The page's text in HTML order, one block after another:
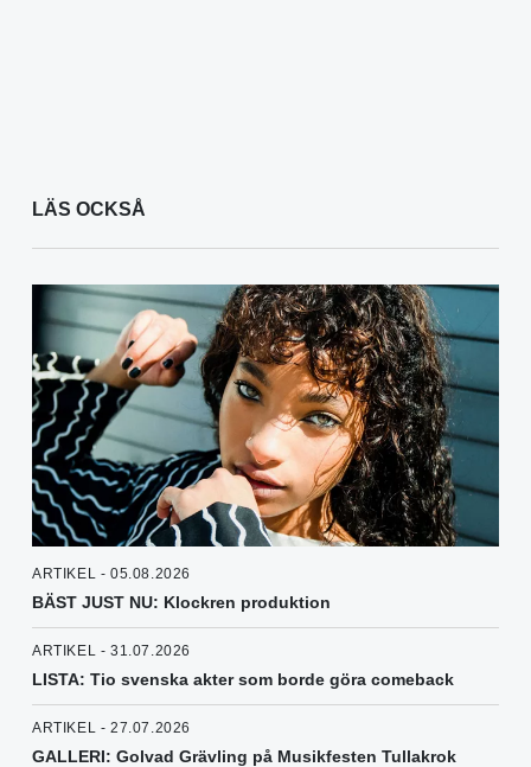
LÄS OCKSÅ
ARTIKEL - 05.08.2026
BÄST JUST NU: Klockren produktion
ARTIKEL - 31.07.2026
LISTA: Tio svenska akter som borde göra comeback
ARTIKEL - 27.07.2026
GALLERI: Golvad Grävling på Musikfesten Tullakrok